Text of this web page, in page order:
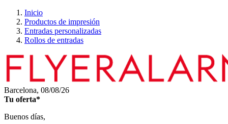
Inicio
Productos de impresión
Entradas personalizadas
Rollos de entradas
Barcelona, 08/08/26
Tu oferta*
Buenos días,